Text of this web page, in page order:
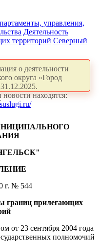
управления,
Деятельность
территорий Северный
о деятельности
округа «Город
находятся:
г. № 544
границ прилегающих
от 23 сентября 2004 года
полномочий